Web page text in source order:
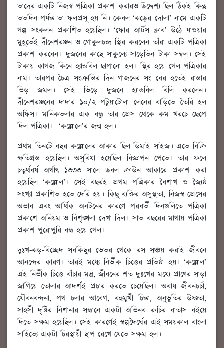
তাদের একটি নিজস্ব পত্রিকা প্রকাশ করারও উদ্দেশ্য ছিল ঠিকই কিন্তু
ততদিন পর্যন্ত তা ফলপ্রসূ হয় নি। কেবল ‘ঝড়ের দোলা’ নামে একটি
গল্প সংকলন প্রকাশিত হয়েছিল। ‘ফোর আর্টস ক্লাব’ উঠে যাওয়ার
মুহূর্তেই দীনেশরঞ্জন ও গোকুলচন্দ্র স্থির করলেন তাঁরা একটি পত্রিকা
প্রকাশ করবেন। দুজনের কাছে সাকুল্যে সাড়েতিন টাকা সম্বল। সেই
টাকায় কাগজ কিনে হ্যান্ডবিল ছাপানো হল। স্থির হয়ে গেল পত্রিকার
নাম। তারপর চৈত্র সংক্রান্তির দিন গাজনের সং বের হতেই রাস্তার
ভিড় জমল। সেই ভিড়ে দুজনে হ্যান্ডবিল বিলি করলেন।
দীনেশরঞ্জনের দাদার ১০/২ পটুয়াটোলা লেনের বাড়িতে তৈরি হল
অফিস। মানিকতলার এক বন্ধু তার প্রেস থেকে কম খরচে ছেপে
দিল পত্রিকা। ‘কল্লোলে’র জন্ম হল।
প্রথম তিনটে বছর কল্লোলের আকার ছিল ডিমাই সাইজ। এতে বিক্রি
ক্ষতিগ্রস্ত হয়েছিল। অসুবিধা হয়েছিল বিজ্ঞাপন পেতে। তার ফলে
চতুর্থবর্ষ অর্থাৎ ১৩৩৩ সালে ডবল ক্রাউন আকারে প্রকাশ করা
হয়েছিল ‘কল্লোল’। সেই বছরই প্রথম পত্রিকার বৈশাখ ও জ্যৈষ্ঠ
সংখ্যা প্রকাশিত হতে দেরি হয়। কিছু ব্যক্তির অসুস্থতা, নিজস্ব প্রেসের
অভাব এবং আর্থিক অনটনের কারণে পরবর্তী দিনগুলিতে পত্রিকা
প্রকাশে অনিয়ম ও বিশৃঙ্খলা দেখা দিল। সাত বছরের মাথায় পত্রিকা
প্রকাশ পুরোপুরি বন্ধ হয়ে গেল।
দুঃখ-ঝড়-বিচ্ছেদ সবকিছুর ভেতর থেকে রস সঞ্চয় করাই জীবনে
আনন্দের কারণ। তারই মধ্যে নির্ভীক চিত্তের প্রতিষ্ঠা হয়। ‘কল্লোল’
এই নির্ভীক চিত্তে বাঁচার মন্ত্র, জীবনের শত দুঃখের মধ্যে প্রাণের সাড়া
জাগিয়ে তোলার আদর্শই প্রচার করতে চেয়েছিল। অবাধ জীবনচর্চা,
যৌবনবন্দনা, পথ চলার আবেগ, বহুমুখী চিন্তা, অনুভূতির উষ্ণতা,
সাহসী দৃষ্টির নিশানার সন্ধানে একটা অভিনব রুচির বাতাস বইয়ে
দিতে সক্ষম হয়েছিল। সেই কারণেই স্বল্পদৈর্ঘের এই সময়কাল বাংলা
সাহিত্যে একটা চিরস্থায়ী ছাপ রেখে যেতে সক্ষম হল।